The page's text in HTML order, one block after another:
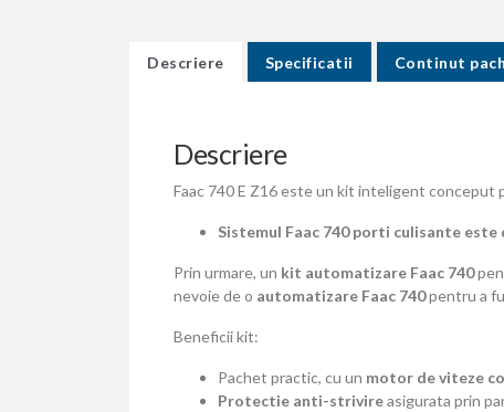
Descriere Specificatii Continut
Descriere
Faac 740 E Z16 este un kit inteligent conceput
Sistemul Faac 740 porti culisante
Prin urmare, un kit automatizare Faac 740
nevoie de o automatizare Faac 740pentru a
Beneficii kit:
Pachet practic, cu un motor de viteze
Protectie anti-strivireasigurata prin